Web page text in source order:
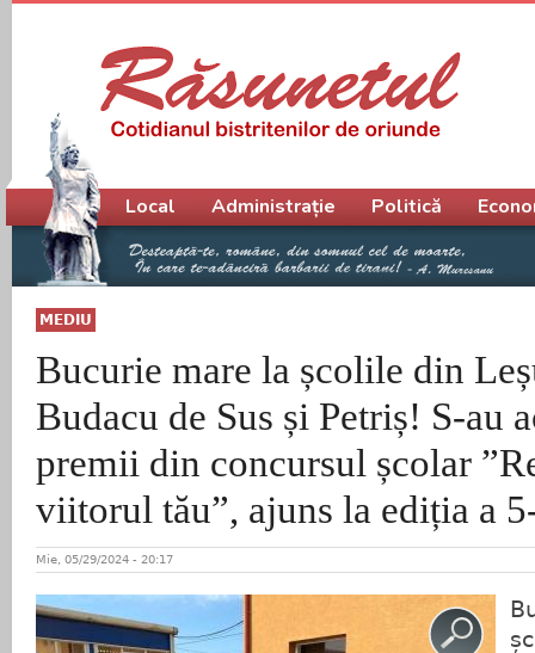
MEDIU
Bucurie mare la școlile din
Budacu de Sus și Petriș! S-au
premii din concursul școlar
viitorul tău”, ajuns la ediția a
Mie, 05/29/2024 - 20:17
Meniu principal
Local Administrație Politică